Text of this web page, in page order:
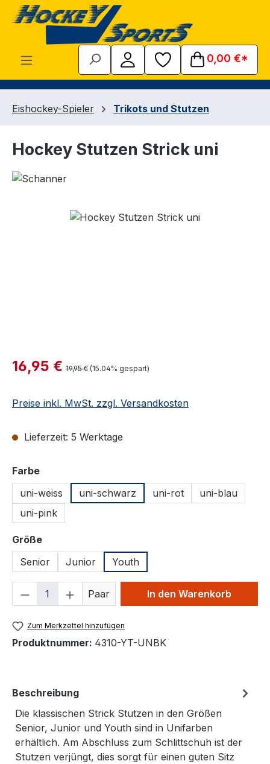
Zum Hauptinhalt springen
0,00 €*
Eishockey-Spieler Trikots und Stutzen
Hockey Stutzen Strick uni
Bildergalerie überspringen
Verkaufspreis:
16,95 € Regulärer Preis:
19,95 € (15.04% gespart)
Preise inkl. MwSt. zzgl. Versandkosten
Lieferzeit: 5 Werktage
Farbeauswählen
uni-weiss
uni-schwarz uni-rot
uni-blau
uni-pink
Größeauswählen
Senior
Junior Youth
Produkt Anzahl: Gib den
Paar In den Warenkorb
Zum Merkzettel hinzufügen
Produktnummer: 4310-YT-UNBK
Beschreibung
Die klassischen Strick Stutzen in den Größen
Senior, Junior und Youth sind in Unifarben
erhältlich. Am Abschluss zum Schlittschuh ist der
Stutzen verjüngt, dies sorgt für einen guten Sitz